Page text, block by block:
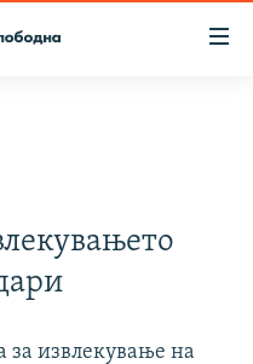
за извлекување на